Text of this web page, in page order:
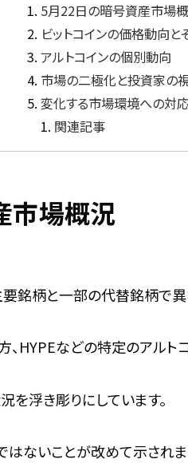
5月22日の暗号資産市場
ビットコインの価格動向と
アルトコインの個別動向
市場の二極化と投資家の
変化する市場環境への対
関連記事
市場概況
銘柄と一部の代替銘柄で異
、HYPEなどの特定のアルト
浮き彫りにしています。
ないことが改めて示されま